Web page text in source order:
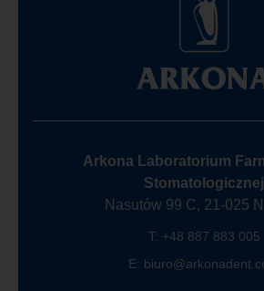
Arkona Laboratorium
Stomatologicznej
Nasutów 99 C, 21-025
T: +48 887 883 005
E: